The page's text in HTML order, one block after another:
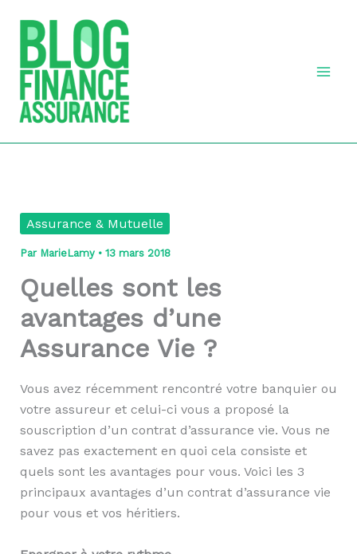
contenu
Assurance & Mutuelle
Par MarieLamy • 13 mars 2018
Quelles sont les
avantages d’une
Assurance Vie ?
Vous avez récemment rencontré votre banquier ou
votre assureur et celui-ci vous a proposé la
souscription d’un contrat d’assurance vie. Vous ne
savez pas exactement en quoi cela consiste et
quels sont les avantages pour vous. Voici les 3
principaux avantages d’un contrat d’assurance vie
pour vous et vos héritiers.